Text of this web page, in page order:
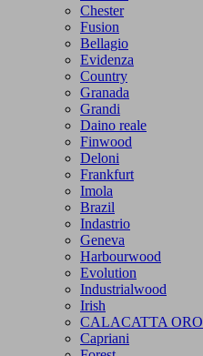
Chester
Fusion
Bellagio
Evidenza
Country
Granada
Grandi
Daino reale
Finwood
Deloni
Frankfurt
Imola
Brazil
Indastrio
Geneva
Harbourwood
Evolution
Industrialwood
Irish
CALACATTA ORO
Capriani